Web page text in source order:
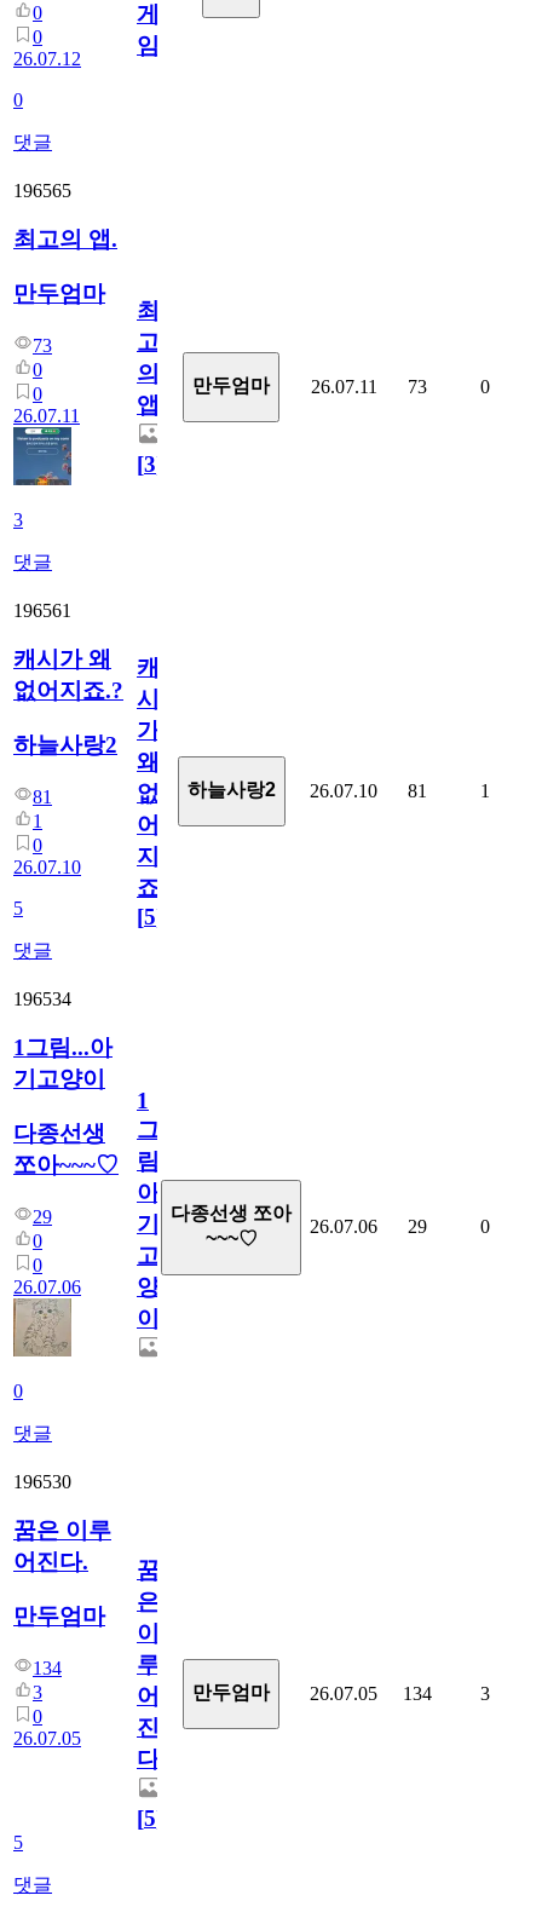
0
0
26.07.12
0
댓글
게
임?
196565
최고의 앱.
만두엄마
73
0
0
26.07.11
3
댓글
최
고
의
앱.
[3]
만두엄마 26.07.11 73 0
196561
캐시가 왜
없어지죠.?
하늘사랑2
81
1
0
26.07.10
5
댓글
캐
시
가
왜
없
어
지
죠.?
[5]
하늘사랑2 26.07.10 81 1
196534
1그림...아
기고양이
다종선생
쪼아~~~♡
29
0
0
26.07.06
0
댓글
1
그
림...
아
기
고
양
이
다종선생 쪼아
~~~♡
26.07.06 29 0
196530
꿈은 이루
어진다.
만두엄마
134
3
0
26.07.05
5
댓글
꿈
은
이
루
어
진
다.
[5]
만두엄마 26.07.05 134 3